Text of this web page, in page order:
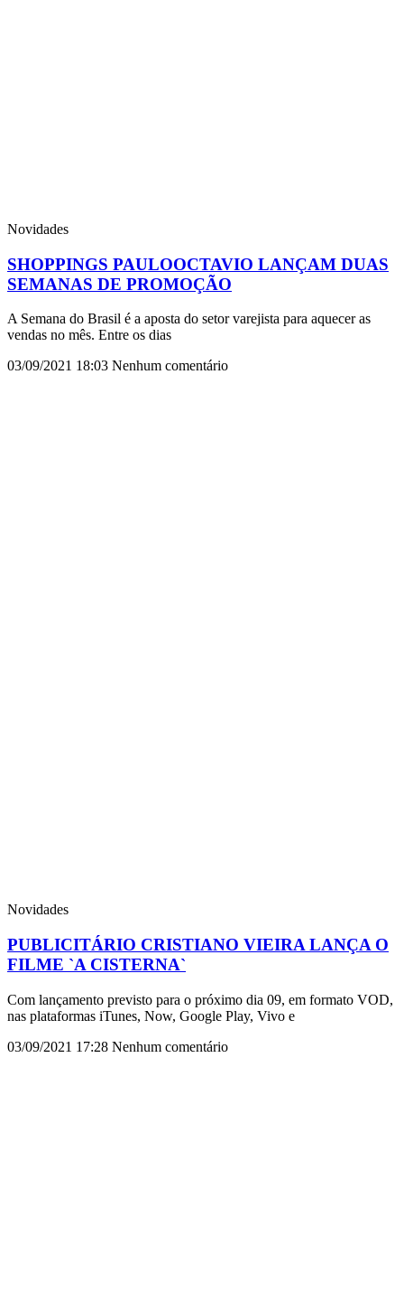
Novidades
SHOPPINGS PAULOOCTAVIO LANÇAM DUAS
SEMANAS DE PROMOÇÃO
A Semana do Brasil é a aposta do setor varejista para aquecer as
vendas no mês. Entre os dias
03/09/2021 18:03 Nenhum comentário
Novidades
PUBLICITÁRIO CRISTIANO VIEIRA LANÇA O
FILME `A CISTERNA`
Com lançamento previsto para o próximo dia 09, em formato VOD,
nas plataformas iTunes, Now, Google Play, Vivo e
03/09/2021 17:28 Nenhum comentário